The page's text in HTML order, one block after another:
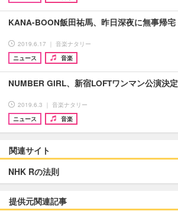
KANA-BOON飯田祐馬、昨日深夜に無事帰宅
2019.6.17 ｜ 音楽ナタリー
ニュース
音楽
NUMBER GIRL、新宿LOFTワンマン公演決定
2019.6.3 ｜ 音楽ナタリー
ニュース
音楽
関連サイト
NHK Rの法則
提供元関連記事